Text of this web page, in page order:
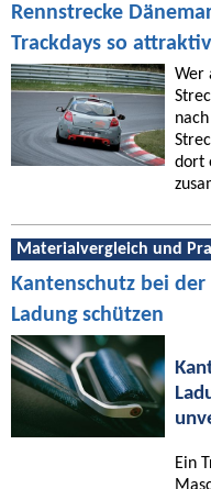
Rennstrecke
Trackdays so
Wer
dort
Materialvergleich und
Kantenschutz bei
Ladung schützen
Ein